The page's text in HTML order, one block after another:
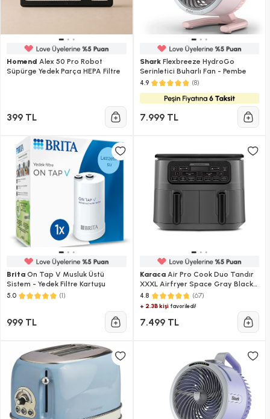
Homend Alex 50 Pro Robot
Süpürge Yedek Parça HEPA Filtre
399 TL
SharkFlexbreeze HydroGo
Serinletici Buharlı Fan - Pembe
4.9 (8)
7.999 TL
Brita On Tap V Musluk Üstü
Sistem - Yedek Filtre Kartuşu
5.0 (1)
999 TL
KaracaAir Pro Cook Duo Tandır
XXXL Airfryer Space Gray Black
8L
4.8 (67)
+ 2.3B kişifavoriledi!
7.499 TL